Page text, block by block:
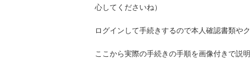
心してくださいね）
ログインして手続きするので本人確認書類や
ここから実際の手続きの手順を画像付きで説明